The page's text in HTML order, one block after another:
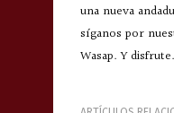
una nueva
síganos por
Wasap. Y